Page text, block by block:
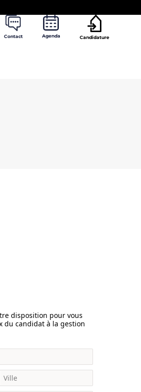
Contact Agenda Candidature
disposition pour vous
du candidat à la gestion